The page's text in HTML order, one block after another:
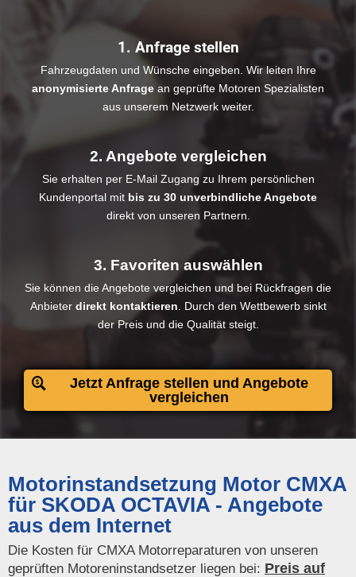
1. Anfrage stellen
Fahrzeugdaten und Wünsche eingeben. Wir leiten Ihre
anonymisierte Anfrage an geprüfte Motoren Spezialisten
aus unserem Netzwerk weiter.
2. Angebote vergleichen
Sie erhalten per E-Mail Zugang zu Ihrem persönlichen
Kundenportal mit bis zu 30 unverbindliche Angebote
direkt von unseren Partnern.
3. Favoriten auswählen
Sie können die Angebote vergleichen und bei Rückfragen die
Anbieter direkt kontaktieren . Durch den Wettbewerb sinkt
der Preis und die Qualität steigt.​
Jetzt Anfrage stellen und Angebote
vergleichen
Motorinstandsetzung Motor CMXA
für SKODA OCTAVIA - Angebote
aus dem Internet
Die Kosten für CMXA Motorreparaturen von unseren
geprüften Motoreninstandsetzer liegen bei: Preis auf